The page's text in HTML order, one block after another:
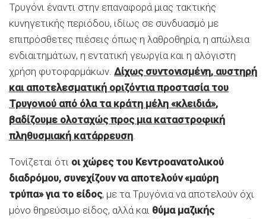
Τρυγόνι έναντι στην επαναφορά μιας τακτικής
κυνηγετικής περιόδου, ιδίως σε συνδυασμό με
επιπρόσθετες πιέσεις όπως η λαθροθηρία, η απώλεια
ενδιαιτημάτων, η εντατική γεωργία και η αλόγιστη
χρήση φυτοφαρμάκων. Δίχως συντονισμένη, αυστηρή
και αποτελεσματική οριζόντια προστασία του
Τρυγονιού από όλα τα κράτη μέλη «κλειδιά»,
βαδίζουμε ολοταχώς προς μια καταστροφική
πληθυσμιακή κατάρρευση
Τονίζεται ότι οι χώρες του Κεντροανατολικού
διαδρόμου, συνεχίζουν να αποτελούν«μαύρη
τρύπα»για το είδος, με τα Τρυγόνια να αποτελούν όχι
μόνο θηρεύσιμο είδος, αλλά και θύμα μαζικής